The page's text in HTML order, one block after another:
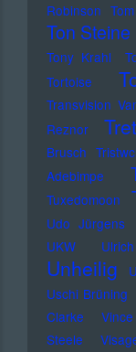
Robinson
Ton
Tony Krahl
Tortoise
Transvision
Reznor
Brusch
Adebimpe
Tuxedomoon
Udo Jürgens
UKW
Unheilig
Uschi Brüning
Clarke
Steele